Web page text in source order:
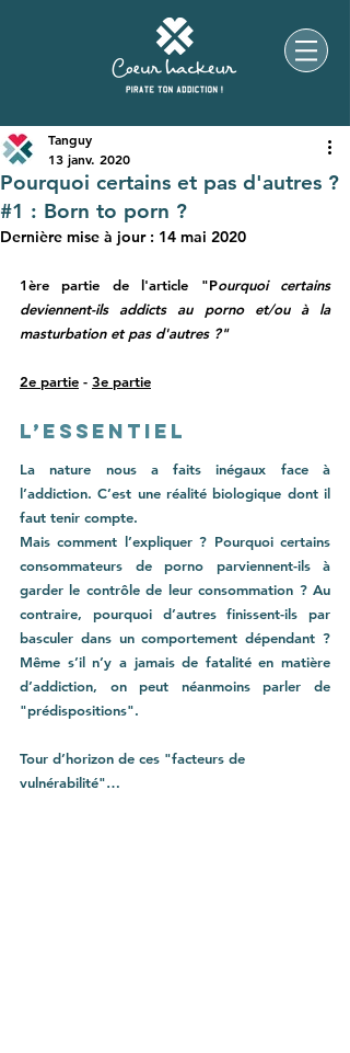
Pourquoi certains et pas d'autres ?
#1 : Born to porn ?
Tanguy
13 janv. 2020
Dernière mise à jour : 14 mai 2020
1ère partie de l'article "Pourquoi certains
deviennent-ils addicts au porno et/ou à la
masturbation et pas d'autres ?"
2e partie - 3e partie
L’essentiel
La nature nous a faits inégaux face à
l’addiction. C’est une réalité biologique dont il
faut tenir compte.
Mais comment l’expliquer ? Pourquoi certains
consommateurs de porno parviennent-ils à
garder le contrôle de leur consommation ? Au
contraire, pourquoi d’autres finissent-ils par
basculer dans un comportement dépendant ?
Même s’il n’y a jamais de fatalité en matière
d’addiction, on peut néanmoins parler de
"prédispositions".
Tour d’horizon de ces "facteurs de
vulnérabilité"…